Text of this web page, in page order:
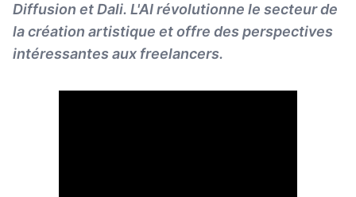
Diffusion et Dali. L'AI révolutionne le secteur de
la création artistique et offre des perspectives
intéressantes aux freelancers.